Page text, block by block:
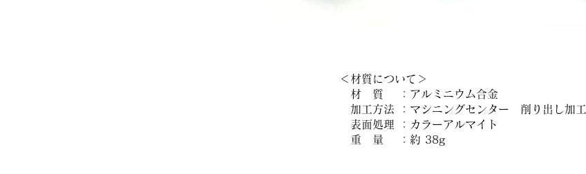
＜材質について＞
材 質 ：アルミニウム合金
​加工方法 ：マシニングセンター 削り出し加工
表面処理 ：カラーアルマイト
重 量 ：約 38g